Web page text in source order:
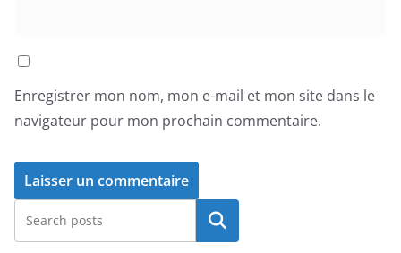
Enregistrer mon nom, mon e-mail et mon site dans le
navigateur pour mon prochain commentaire.
Rechercher